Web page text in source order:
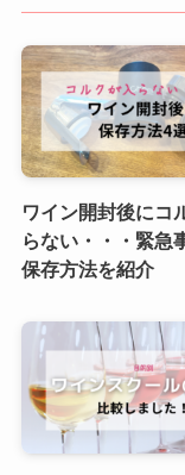
ワイン開封後にコ
らない・・・緊急
保存方法を紹介